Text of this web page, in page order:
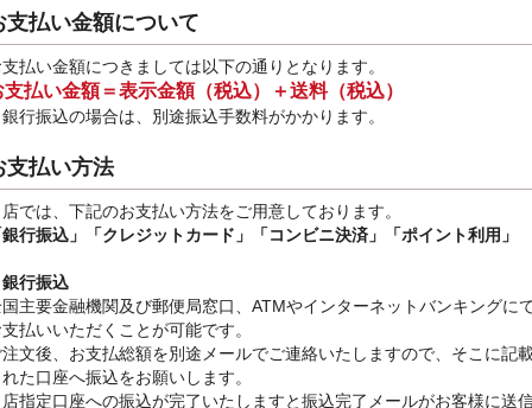
支払い金額について
払い金額につきましては以下の通りとなります。
支払い金額＝表示金額（税込）＋送料（税込）
行振込の場合は、別途振込手数料がかかります。
支払い方法
では、下記のお支払い方法をご用意しております。
行振込」
「クレジットカード」「コンビニ決済」「ポイント利用」
行振込
主要金融機関及び郵便局窓口、ATMやインターネットバンキングに
払いいただくことが可能です。
文後、お支払総額を別途メールでご連絡いたしますので、そこに記
た口座へ振込をお願いします。
指定口座への振込が完了いたしますと振込完了メールがお客様に送